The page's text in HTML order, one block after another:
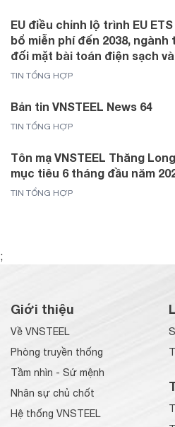
EU điều chỉnh lộ trình EU
bổ miễn phí đến 2038,
đối mặt bài toán điện sạch
TIN TỔNG HỢP
Bản tin VNSTEEL News 64
TIN TỔNG HỢP
Tôn mạ VNSTEEL Thăng
mục tiêu 6 tháng đầu năm
TIN TỔNG HỢP
;
Giới thiệu
Về VNSTEEL
Phòng truyền thống
Tầm nhìn - Sứ mệnh
Nhân sự chủ chốt
Hệ thống VNSTEEL